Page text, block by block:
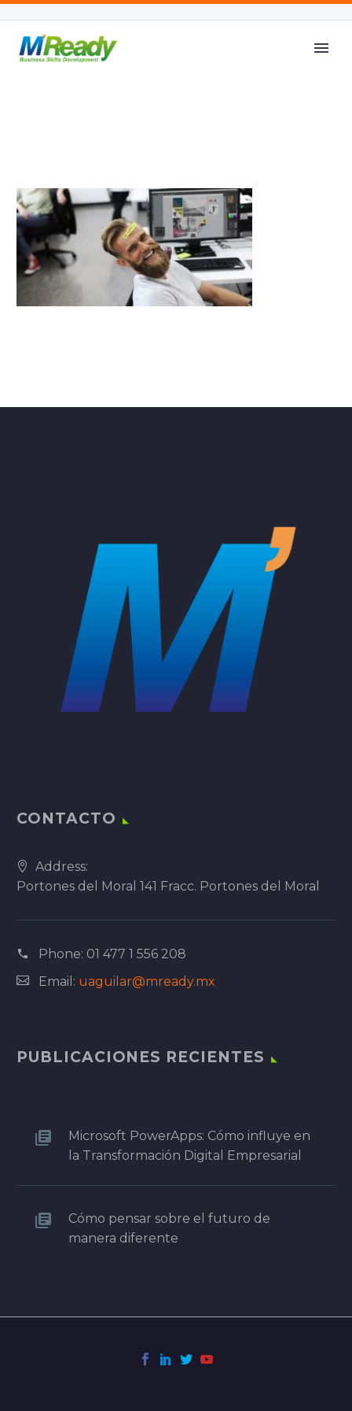
CONTACTO
Address:
Portones del Moral 141 Fracc. Portones del Moral
Phone: 01 477 1 556 208
Email: uaguilar@mready.mx
PUBLICACIONES RECIENTES
Microsoft PowerApps: Cómo influye en
la Transformación Digital Empresarial
Cómo pensar sobre el futuro de
manera diferente